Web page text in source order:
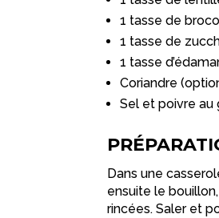
1 tasse de
1 tasse de
1 tasse
Coriandre
Sel et poivre au
Dans une
ensuite le
rincées. Saler et